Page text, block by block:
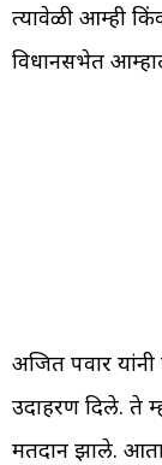
त्यावेळी आम्ही
विधानसभेत
अजित पवार यांनी
उदाहरण दिले. ते
मतदान झाले.